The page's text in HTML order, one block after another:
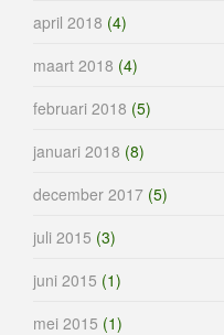
april 2018 (4)
maart 2018 (4)
februari 2018 (5)
januari 2018 (8)
december 2017 (5)
juli 2015 (3)
juni 2015 (1)
mei 2015 (1)